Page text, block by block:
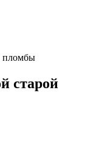
пломбы
старой